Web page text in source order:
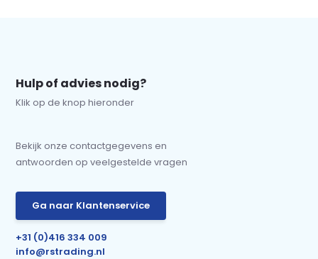
Hulp of advies nodig?
Klik op de knop hieronder
Bekijk onze contactgegevens en
antwoorden op veelgestelde vragen
Ga naar Klantenservice
+31 (0)416 334 009
info@rstrading.nl